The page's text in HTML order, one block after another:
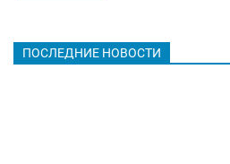
ПОСЛЕДНИЕ НОВОСТИ